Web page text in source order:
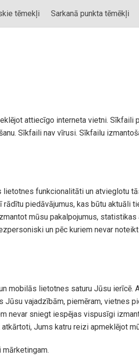
tēmekļi Sarkanā punkta tēmēkļi
attiecīgo interneta vietni. Sīkfaili
Sīkfaili nav vīrusi. Sīkfailu
funkcionalitāti un atvieglotu
piedāvājumus, kas būtu aktuāli
mūsu pakalpojumus,
un pēc kuriem nevar
mobilās lietotnes saturu Jūsu ierīcē.
vajadzībām, piemēram, vietnes
nevar sniegt iespējas vispusīgi
Jums katru reizi apmeklējot